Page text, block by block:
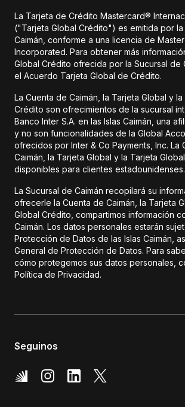
La Tarjeta de Crédito Mastercard®
("Tarjeta Global Crédito") es emitida por la
Caimán, conforme a una licencia de
Incorporated. Para obtener más
Global Crédito ofrecida por la Sucursal de
el Acuerdo Tarjeta Global de Crédito.
La Cuenta de Caimán, la Tarjeta Global y
Crédito son ofrecimientos de la sucursal
Banco Inter S.A. en las Islas Caimán, una
y no son funcionalidades de la Global
ofrecidos por Inter & Co Payments, Inc. La
Caimán, la Tarjeta Global y la Tarjeta
disponibles para clientes estadounidenses.
La Sucursal de Caimán recopilará su
ofrecerle la Cuenta de Caimán, la Tarjeta
Global Crédito, compartimos información
Caimán. Los datos personales estarán
Protección de Datos de las Islas Caimán,
General de Protección de Datos. Para
cómo protegemos sus datos personales,
Política de Privacidad.
Seguinos